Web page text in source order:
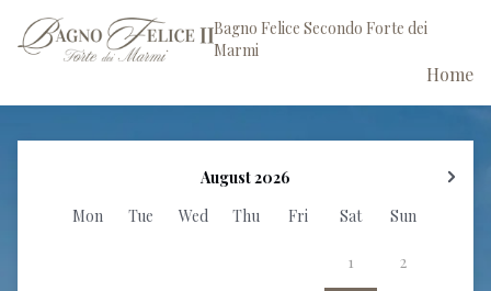
Bagno Felice Secondo Forte dei
Marmi
Home